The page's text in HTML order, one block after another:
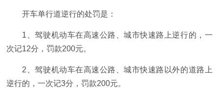
开车单行道逆行的处罚是：
1、驾驶机动车在高速公路、城市快速路上逆行的，一
次记12分，罚款200元。
2、驾驶机动车在高速公路、城市快速路以外的道路上
逆行的，一次记3分，罚款200元。